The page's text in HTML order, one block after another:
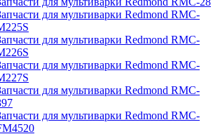
для мультиварки Redmond RMC-
для мультиварки Redmond RMC-
для мультиварки Redmond RMC-
для мультиварки Redmond RMC-
для мультиварки Redmond RMC-